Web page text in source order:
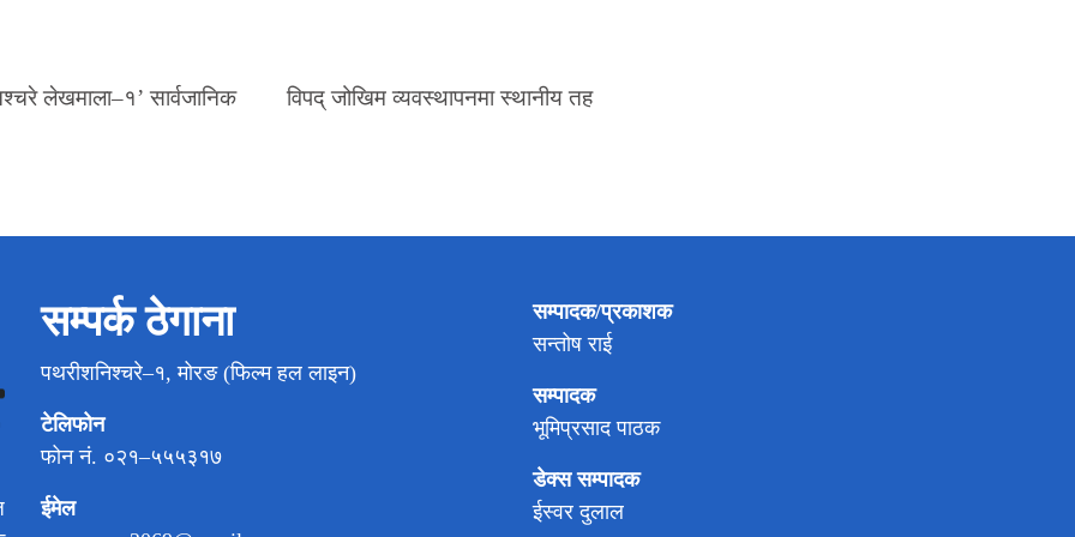
लेखमाला–१’ सार्वजानिक विपद् जोखिम व्यवस्थापनमा स्थानीय तह
सम्पर्क ठेगाना
पथरीशनिश्चरे–१, मोरङ (फिल्म हल लाइन)
टेलिफोन
फोन नं. ०२१–५५५३१७
ईमेल
सम्पादक/प्रकाशक
सन्तोष राई
सम्पादक
भूमिप्रसाद पाठक
डेक्स सम्पादक
ईस्वर दुलाल